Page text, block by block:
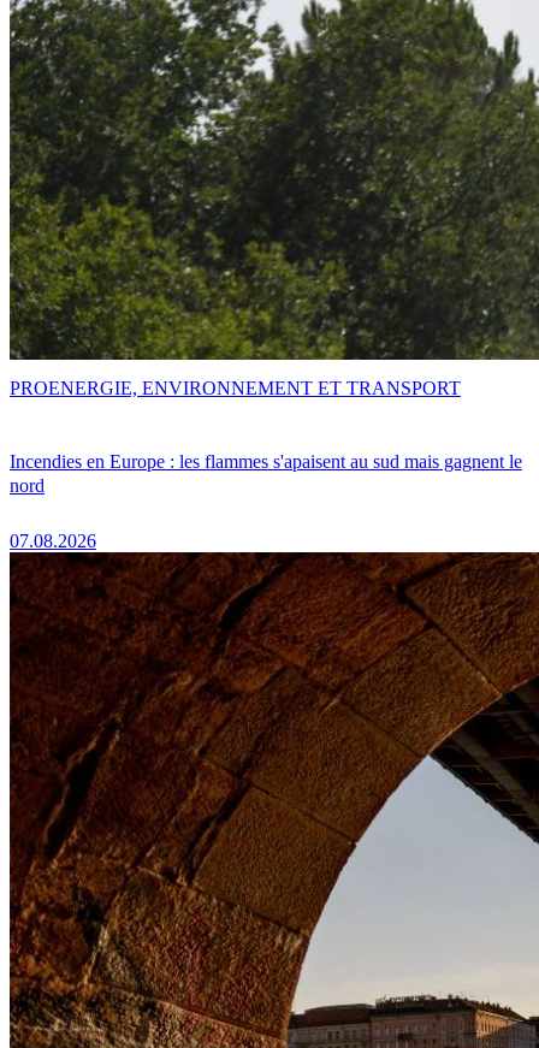
Incendies en Europe : les flammes s'apaisent au sud mais gagnent le
nord
07.08.2026
PROENERGIE, ENVIRONNEMENT ET TRANSPORT